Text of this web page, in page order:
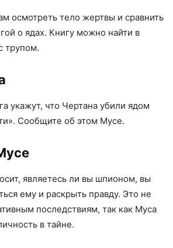
осмотреть тело жертвы и сравнить
о ядах. Книгу можно найти в
трупом.
укажут, что Чертана убили ядом
Сообщите об этом Мусе.
являетесь ли вы шпионом, вы
ему и раскрыть правду. Это не
последствиям, так как Муса
в тайне.